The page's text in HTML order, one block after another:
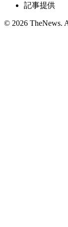
記事提供
© 2026 TheNews.